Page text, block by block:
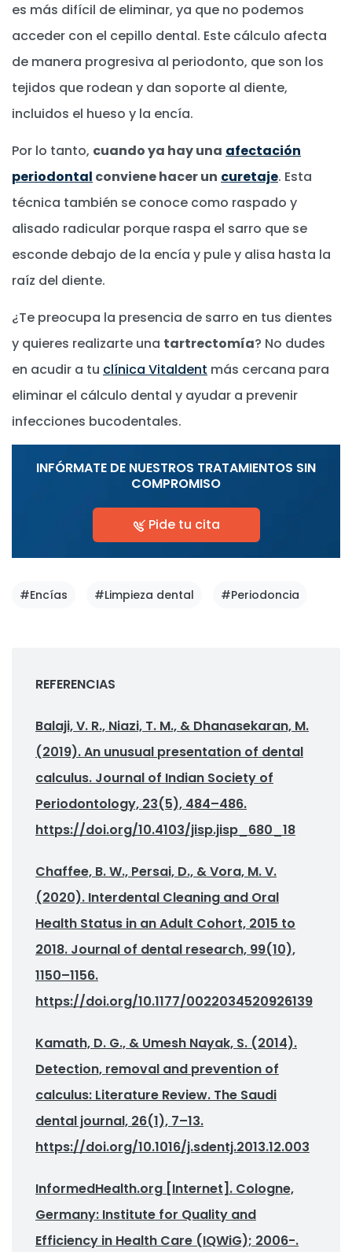
es más difícil de eliminar, ya que no podemos
acceder con el cepillo dental. Este cálculo afecta
de manera progresiva al periodonto, que son los
tejidos que rodean y dan soporte al diente,
incluidos el hueso y la encía.
Por lo tanto, cuando ya hay una afectación
periodontal conviene hacer un curetaje. Esta
técnica también se conoce como raspado y
alisado radicular porque raspa el sarro que se
esconde debajo de la encía y pule y alisa hasta la
raíz del diente.
¿Te preocupa la presencia de sarro en tus dientes
y quieres realizarte una tartrectomía? No dudes
en acudir a tu clínica Vitaldent más cercana para
eliminar el cálculo dental y ayudar a prevenir
infecciones bucodentales.
INFÓRMATE DE NUESTROS TRATAMIENTOS SIN
COMPROMISO
Pide tu cita
#Encías #Limpieza dental #Periodoncia
REFERENCIAS
Balaji, V. R., Niazi, T. M., & Dhanasekaran, M.
(2019). An unusual presentation of dental
calculus. Journal of Indian Society of
Periodontology, 23(5), 484–486.
https://doi.org/10.4103/jisp.jisp_680_18
Chaffee, B. W., Persai, D., & Vora, M. V.
(2020). Interdental Cleaning and Oral
Health Status in an Adult Cohort, 2015 to
2018. Journal of dental research, 99(10),
1150–1156.
https://doi.org/10.1177/0022034520926139
Kamath, D. G., & Umesh Nayak, S. (2014).
Detection, removal and prevention of
calculus: Literature Review. The Saudi
dental journal, 26(1), 7–13.
https://doi.org/10.1016/j.sdentj.2013.12.003
InformedHealth.org [Internet]. Cologne,
Germany: Institute for Quality and
Efficiency in Health Care (IQWiG); 2006-.